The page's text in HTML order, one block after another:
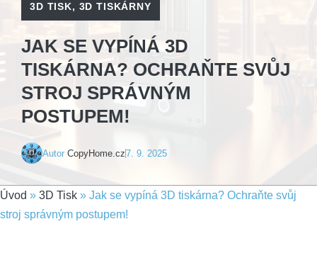
3D TISK, 3D TISKÁRNY
JAK SE VYPÍNÁ 3D
TISKÁRNA? OCHRAŇTE SVŮJ
STROJ SPRÁVNÝM
POSTUPEM!
Autor CopyHome.cz7. 9. 2025
Úvod » 3D Tisk » Jak se vypíná 3D tiskárna? Ochraňte svůj
stroj správným postupem!